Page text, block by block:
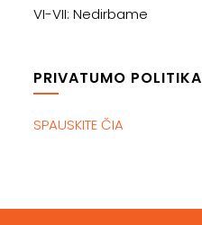
VI-VII: Nedirbame
PRIVATUMO POLITIKA
SPAUSKITE ČIA